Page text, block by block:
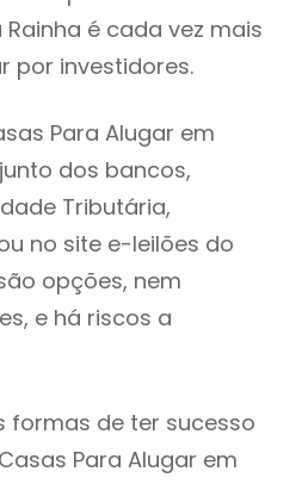
é cada vez mais
por investidores.
Para Alugar em
dos bancos,
Tributária,
no site e-leilões do
opções, nem
e há riscos a
formas de ter sucesso
Para Alugar em